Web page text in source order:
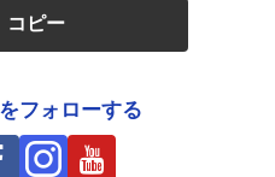
コピー
フォローする